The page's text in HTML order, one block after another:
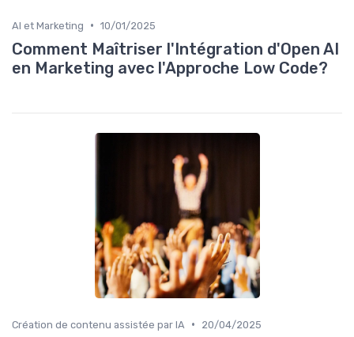
AI et Marketing • 10/01/2025
Comment Maîtriser l'Intégration d'Open AI
en Marketing avec l'Approche Low Code?
Création de contenu assistée par IA • 20/04/2025